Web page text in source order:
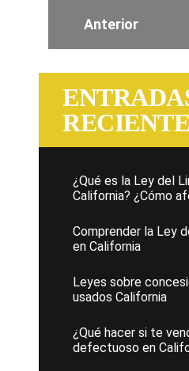
Anterior
¿Qué es la Ley del
California? ¿Cómo
Comprender la Ley
en California
Leyes sobre
usados California
¿Qué hacer si te
defectuoso en